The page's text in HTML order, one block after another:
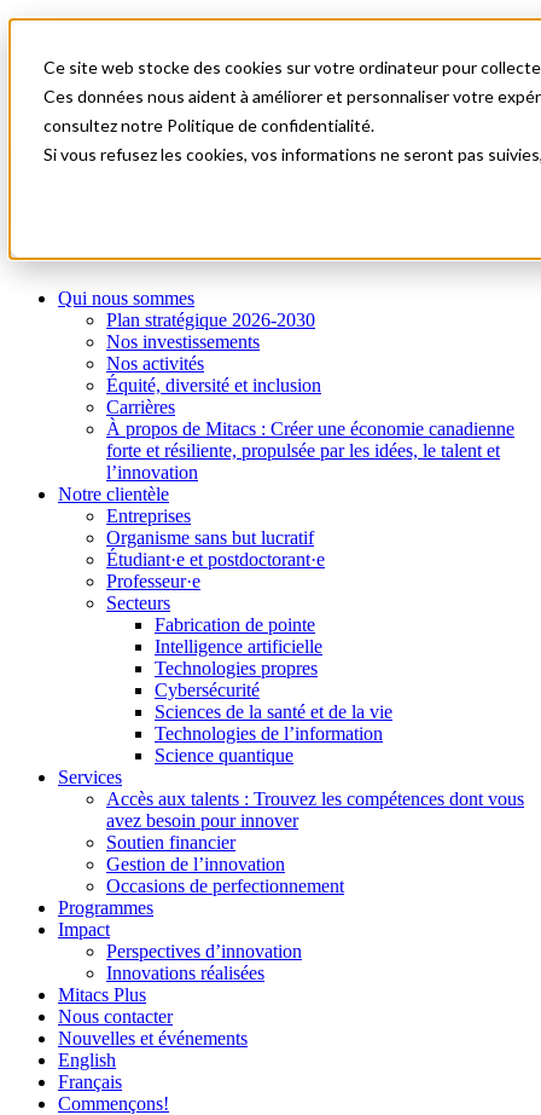
Ce site web stocke des cookies sur votre ordinateur pour
Ces données nous aident à améliorer et personnaliser votre
consultez notre Politique de confidentialité.
Si vous refusez les cookies, vos informations ne seront pas
Nouvelles et événements
English
Commençons!
Qui nous sommes
Plan stratégique 2026-2030
Nos investissements
Nos activités
Équité, diversité et inclusion
Carrières
À propos de Mitacs : Créer une économie canadienne
forte et résiliente, propulsée par les idées, le talent et
l’innovation
Notre clientèle
Entreprises
Organisme sans but lucratif
Étudiant·e et postdoctorant·e
Professeur·e
Secteurs
Fabrication de pointe
Intelligence artificielle
Technologies propres
Cybersécurité
Sciences de la santé et de la vie
Technologies de l’information
Science quantique
Services
Accès aux talents : Trouvez les compétences dont vous
avez besoin pour innover
Soutien financier
Gestion de l’innovation
Occasions de perfectionnement
Programmes
Impact
Perspectives d’innovation
Innovations réalisées
Mitacs Plus
Nous contacter
Nouvelles et événements
English
Français
Commençons!